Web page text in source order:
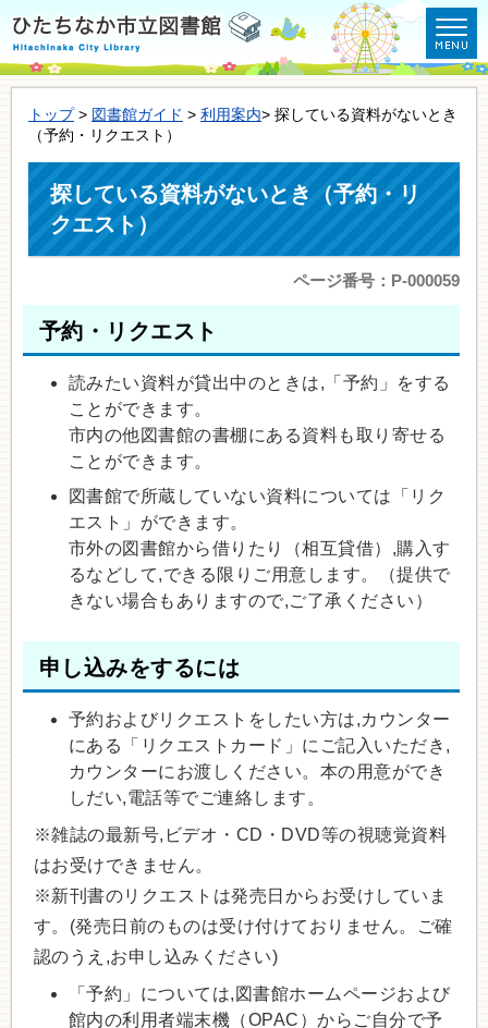
トップ> 図書館ガイド > 利用案内> 探している資料がないとき
（予約・リクエスト）
探している資料がないとき（予約・リ
クエスト）
ページ番号：P-000059
予約・リクエスト
読みたい資料が貸出中のときは,「予約」をする
ことができます。
市内の他図書館の書棚にある資料も取り寄せる
ことができます。
図書館で所蔵していない資料については「リク
エスト」ができます。
市外の図書館から借りたり（相互貸借）,購入す
るなどして,できる限りご用意します。（提供で
きない場合もありますので,ご了承ください）
申し込みをするには
予約およびリクエストをしたい方は,カウンター
にある「リクエストカード」にご記入いただき,
カウンターにお渡しください。本の用意ができ
しだい,電話等でご連絡します。
※雑誌の最新号,ビデオ・CD・DVD等の視聴覚資料
はお受けできません。
※新刊書のリクエストは発売日からお受けしていま
す。(発売日前のものは受け付けておりません。ご確
認のうえ,お申し込みください)
「予約」については,図書館ホームページおよび
館内の利用者端末機（OPAC）からご自分で予